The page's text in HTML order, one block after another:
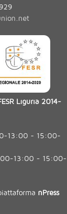
Liguria 2014-
13:00 - 15:00-
13:00 - 15:00-
nPress